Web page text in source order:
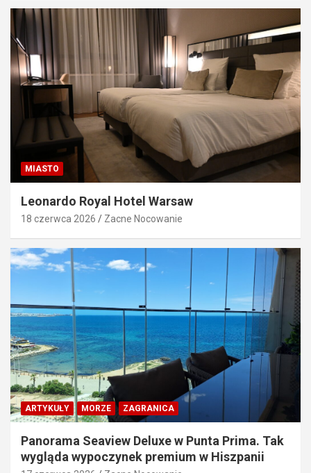
MIASTO
Leonardo Royal Hotel Warsaw
18 czerwca 2026 Zacne Nocowanie
ARTYKUŁY MORZE ZAGRANICA
Panorama Seaview Deluxe w Punta Prima. Tak
wygląda wypoczynek premium w Hiszpanii